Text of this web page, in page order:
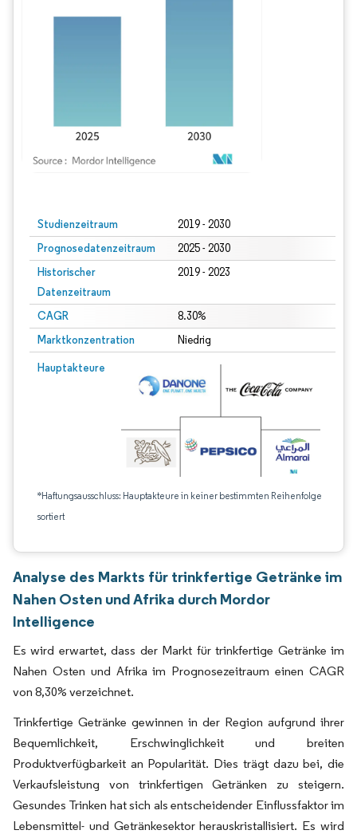
Studienzeitraum 2019 - 2030
Prognosedatenzeitraum 2025 - 2030
Historischer
Datenzeitraum
2019 - 2023
CAGR 8.30%
Marktkonzentration Niedrig
Hauptakteure
*Haftungsausschluss: Hauptakteure in keiner bestimmten Reihenfolge
sortiert
Analyse des Markts für trinkfertige Getränke im
Nahen Osten und Afrika durch Mordor
Intelligence
Es wird erwartet, dass der Markt für trinkfertige Getränke im
Nahen Osten und Afrika im Prognosezeitraum einen CAGR
von 8,30% verzeichnet.
Trinkfertige Getränke gewinnen in der Region aufgrund ihrer
Bequemlichkeit, Erschwinglichkeit und breiten
Produktverfügbarkeit an Popularität. Dies trägt dazu bei, die
Verkaufsleistung von trinkfertigen Getränken zu steigern.
Gesundes Trinken hat sich als entscheidender Einflussfaktor im
Lebensmittel- und Getränkesektor herauskristallisiert. Es wird